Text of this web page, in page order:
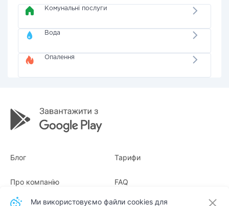
Комунальні послуги
Вода
Опалення
Блог Тарифи
Про компанію FAQ
Ми використовуємо файли cookies для